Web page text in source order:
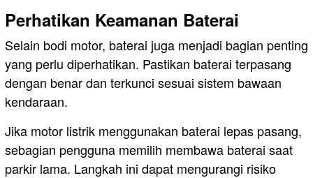
Perhatikan Keamanan Baterai
Selain bodi motor, baterai juga menjadi bagian penting
yang perlu diperhatikan. Pastikan baterai terpasang
dengan benar dan terkunci sesuai sistem bawaan
kendaraan.
Jika motor listrik menggunakan baterai lepas pasang,
sebagian pengguna memilih membawa baterai saat
parkir lama. Langkah ini dapat mengurangi risiko